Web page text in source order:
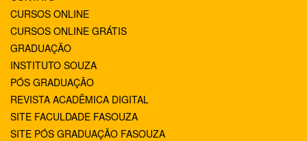
CURSOS ONLINE
CURSOS ONLINE GRÁTIS
GRADUAÇÃO
INSTITUTO SOUZA
PÓS GRADUAÇÃO
REVISTA ACADÊMICA DIGITAL
SITE FACULDADE FASOUZA
SITE PÓS GRADUAÇÃO FASOUZA